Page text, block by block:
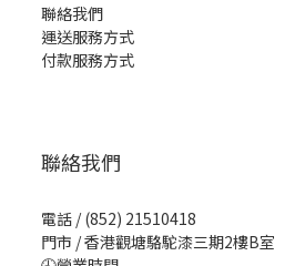
聯絡我們
運送服務方式
付款服務方式
聯絡我們
電話 / (852) 21510418
門市 / 香港觀塘駱駝漆三期2樓B室